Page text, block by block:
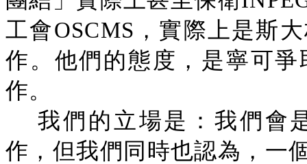
工會OSCMS，實際上是斯
作。他們的態度，是寧可
作。
我們的立場是：我們會
作，但我們同時也認為，一